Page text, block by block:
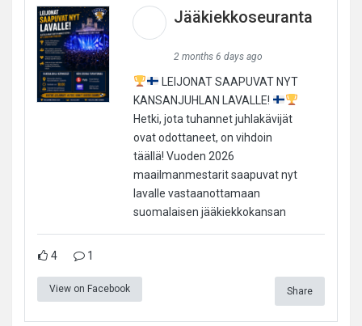
Jääkiekkoseuranta
2 months 6 days ago
LEIJONAT SAAPUVAT NYT
KANSANJUHLAN LAVALLE!
Hetki, jota tuhannet juhlakävijät
ovat odottaneet, on vihdoin
täällä! Vuoden 2026
maailmanmestarit saapuvat nyt
lavalle vastaanottamaan
suomalaisen jääkiekkokansan
4 1
View on Facebook Share